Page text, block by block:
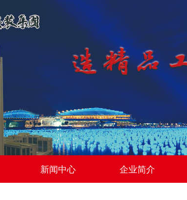
新闻中心 企业简介